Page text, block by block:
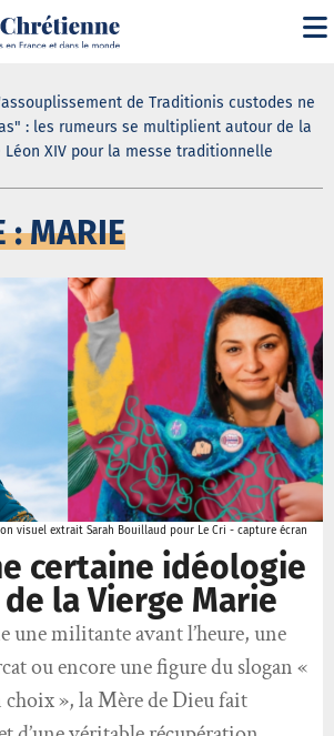
de Traditionis custodes ne
: les rumeurs se multiplient autour de la
XIV pour la messe traditionnelle
: MARIE
visuel extrait Sarah Bouillaud pour Le Cri - capture écran
certaine idéologie
de la Vierge Marie
une militante avant l’heure, une
ou encore une figure du slogan «
», la Mère de Dieu fait